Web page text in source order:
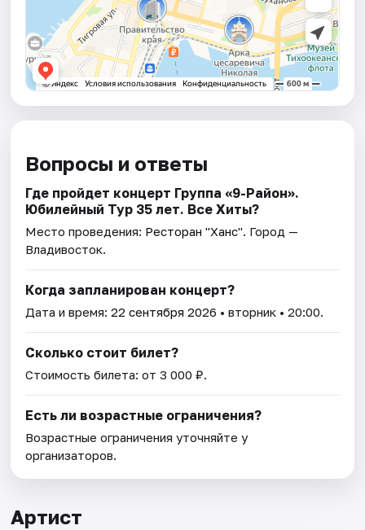
Вопросы и ответы
Где пройдет концерт Группа «9-Район».
Юбилейный Тур 35 лет. Все Хиты?
Место проведения: Ресторан "Ханс". Город —
Владивосток.
Когда запланирован концерт?
Дата и время:22 сентября 2026 • вторник • 20:00.
Сколько стоит билет?
Стоимость билета: от 3 000 ₽.
Есть ли возрастные ограничения?
Возрастные ограничения уточняйте у
организаторов.
Артист